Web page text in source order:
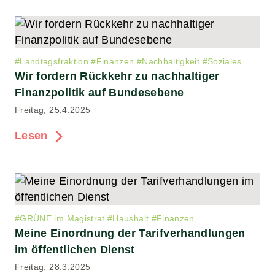
#Landtagsfraktion #Finanzen #Nachhaltigkeit #Soziales
Wir fordern Rückkehr zu nachhaltiger
Finanzpolitik auf Bundesebene
Freitag, 25.4.2025
Lesen
#GRÜNE im Magistrat #Haushalt #Finanzen
Meine Einordnung der Tarifverhandlungen
im öffentlichen Dienst
Freitag, 28.3.2025